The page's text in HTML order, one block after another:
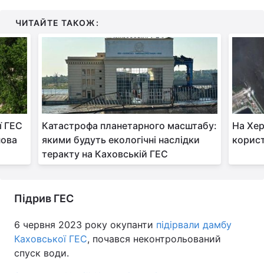
ЧИТАЙТЕ ТАКОЖ:
ГЕС
Катастрофа планетарного масштабу:
якими будуть екологічні наслідки
теракту на Каховській ГЕС
На
Підрив ГЕС
6 червня 2023 року окупанти підірвали дамбу
Каховської ГЕС, почався неконтрольований
спуск води.